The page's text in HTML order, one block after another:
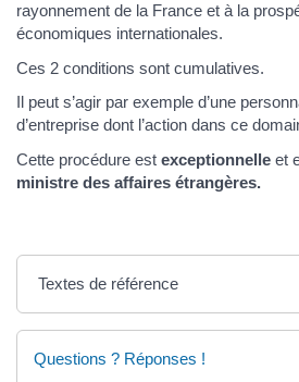
rayonnement de la France et à la
économiques internationales.
Ces 2 conditions sont cumulatives.
Il peut s’agir par exemple d’une
d’entreprise dont l’action dans ce
Cette procédure est exceptionnelle et
ministre des affaires étrangères.
Textes de référence
Questions ? Réponses !